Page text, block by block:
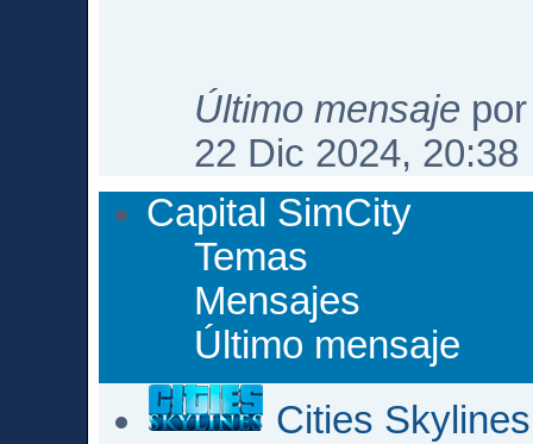
Último mensaje
22 Dic 2024, 20:38
Capital SimCity
Temas
Mensajes
Último mensaje
Cities Skylines